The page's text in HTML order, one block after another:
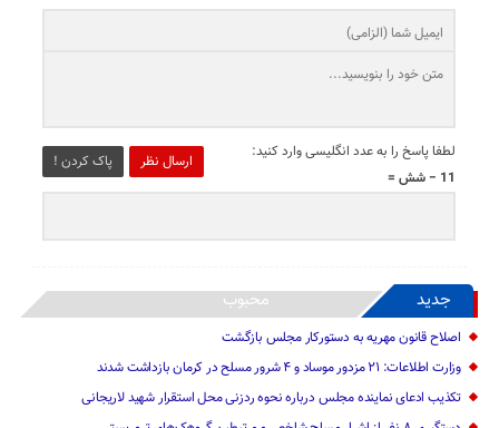
ارسال نظر پاک کردن !
لطفا پاسخ را به عدد انگلیسی وارد کنید:
11 − شش =
جدید محبوب
اصلاح قانون مهریه به دستورکار مجلس بازگشت
وزارت اطلاعات: ۲۱ مزدور موساد و ۴ شرور مسلح در کرمان بازداشت شدند
تکذیب ادعای نماینده مجلس درباره نحوه ردزنی محل استقرار شهید لاریجانی